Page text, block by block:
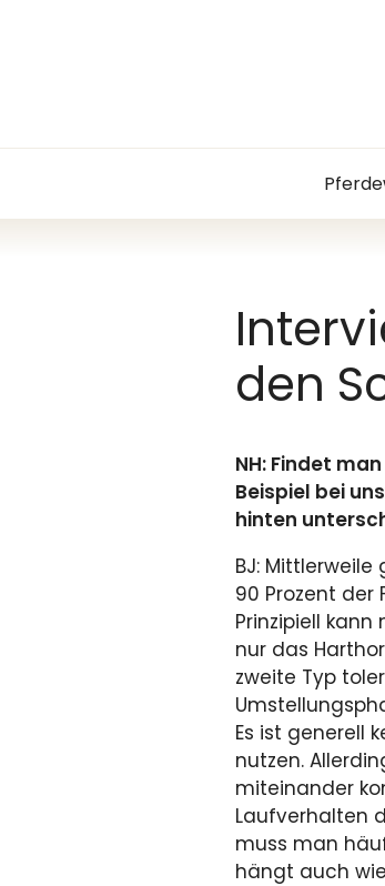
den
NH: Findet
Beispiel bei
hinten
BJ:
90 Prozent
Prinzipiell
nur das
zweite Typ
Es ist generell
nutzen.
miteinander
Laufverhalten
muss man
hängt auch